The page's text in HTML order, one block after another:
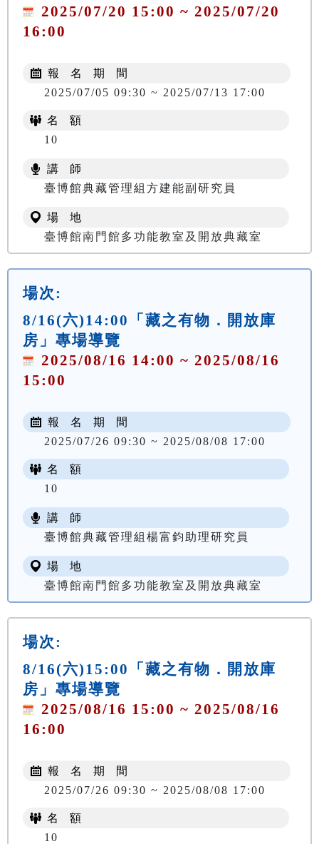
2025/07/20 15:00 ~ 2025/07/20
16:00
報 名 期 間
2025/07/05 09:30 ~ 2025/07/13 17:00
名 額
10
講 師
臺博館典藏管理組方建能副研究員
場 地
臺博館南門館多功能教室及開放典藏室
場次:
8/16(六)14:00「藏之有物．開放庫
房」專場導覽
2025/08/16 14:00 ~ 2025/08/16
15:00
報 名 期 間
2025/07/26 09:30 ~ 2025/08/08 17:00
名 額
10
講 師
臺博館典藏管理組楊富鈞助理研究員
場 地
臺博館南門館多功能教室及開放典藏室
場次:
8/16(六)15:00「藏之有物．開放庫
房」專場導覽
2025/08/16 15:00 ~ 2025/08/16
16:00
報 名 期 間
2025/07/26 09:30 ~ 2025/08/08 17:00
名 額
10